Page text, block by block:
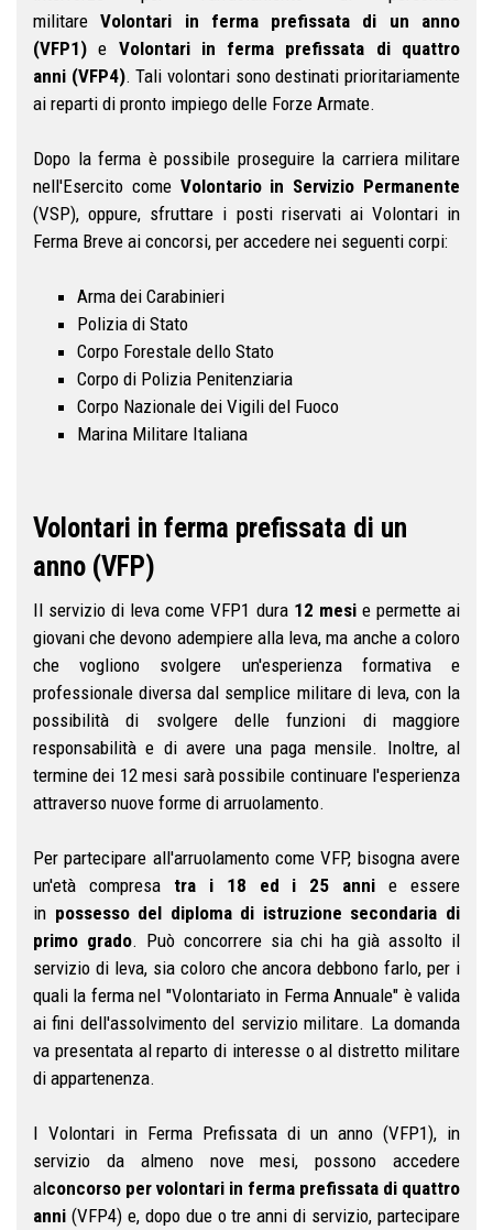
militareVolontari in ferma prefissata di un anno
(VFP1) e Volontari in ferma prefissata di quattro
anni (VFP4). Tali volontari sono destinati prioritariamente
ai reparti di pronto impiego delle Forze Armate.
Dopo la ferma è possibile proseguire la carriera militare
nell'Esercito come Volontario in Servizio Permanente
(VSP), oppure, sfruttare i posti riservati ai Volontari in
Ferma Breve ai concorsi, per accedere nei seguenti corpi:
Arma dei Carabinieri
Polizia di Stato
Corpo Forestale dello Stato
Corpo di Polizia Penitenziaria
Corpo Nazionale dei Vigili del Fuoco
Marina Militare Italiana
Volontari in ferma prefissata di un
anno (VFP)
Il servizio di leva come VFP1 dura 12 mesie permette ai
giovani che devono adempiere alla leva, ma anche a coloro
che vogliono svolgere un'esperienza formativa e
professionale diversa dal semplice militare di leva, con la
possibilità di svolgere delle funzioni di maggiore
responsabilità e di avere una paga mensile. Inoltre, al
termine dei 12 mesi sarà possibile continuare l'esperienza
attraverso nuove forme di arruolamento.
Per partecipare all'arruolamento come VFP, bisogna avere
un'età compresa tra i 18 ed i 25 annie essere
in possesso del diploma di istruzione secondaria di
primo grado. Può concorrere sia chi ha già assolto il
servizio di leva, sia coloro che ancora debbono farlo, per i
quali la ferma nel "Volontariato in Ferma Annuale" è valida
ai fini dell'assolvimento del servizio militare. La domanda
va presentata al reparto di interesse o al distretto militare
di appartenenza.
I Volontari in Ferma Prefissata di un anno (VFP1), in
servizio da almeno nove mesi, possono accedere
alconcorso per volontari in ferma prefissata di quattro
anni (VFP4) e, dopo due o tre anni di servizio, partecipare